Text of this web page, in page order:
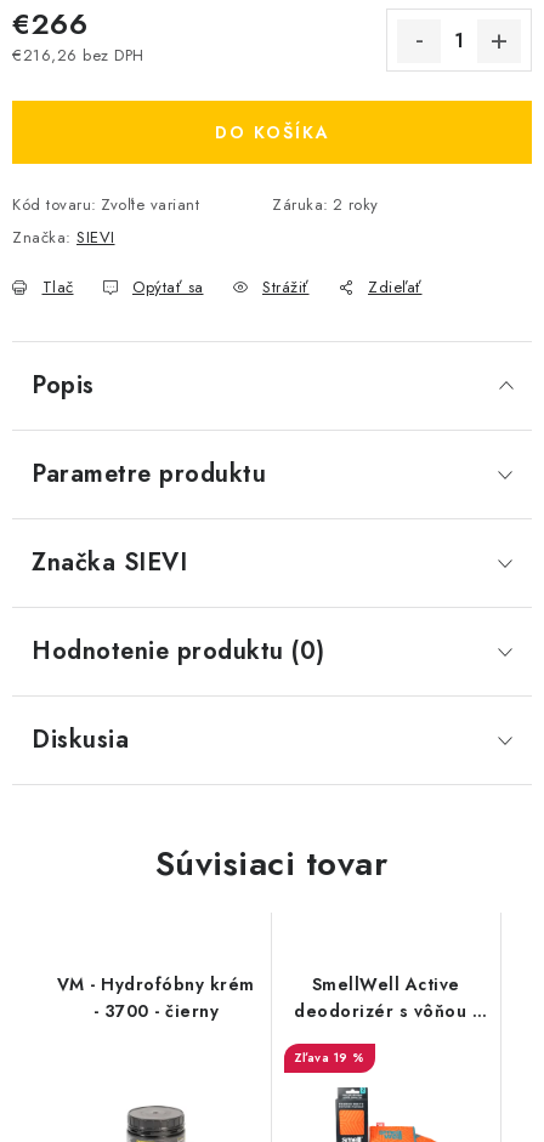
€266
€216,26 bez DPH
DO KOŠÍKA
Kód tovaru: Zvoľte variant Záruka: 2 roky
Značka: SIEVI
Tlač Opýtať sa Strážiť Zdieľať
Popis
Parametre produktu
Značka SIEVI
Hodnotenie produktu (0)
Diskusia
Súvisiaci tovar
VM - Hydrofóbny krém
- 3700 - čierny
SmellWell Active
deodorizér s vôňou -
Geometric Orange
19 %